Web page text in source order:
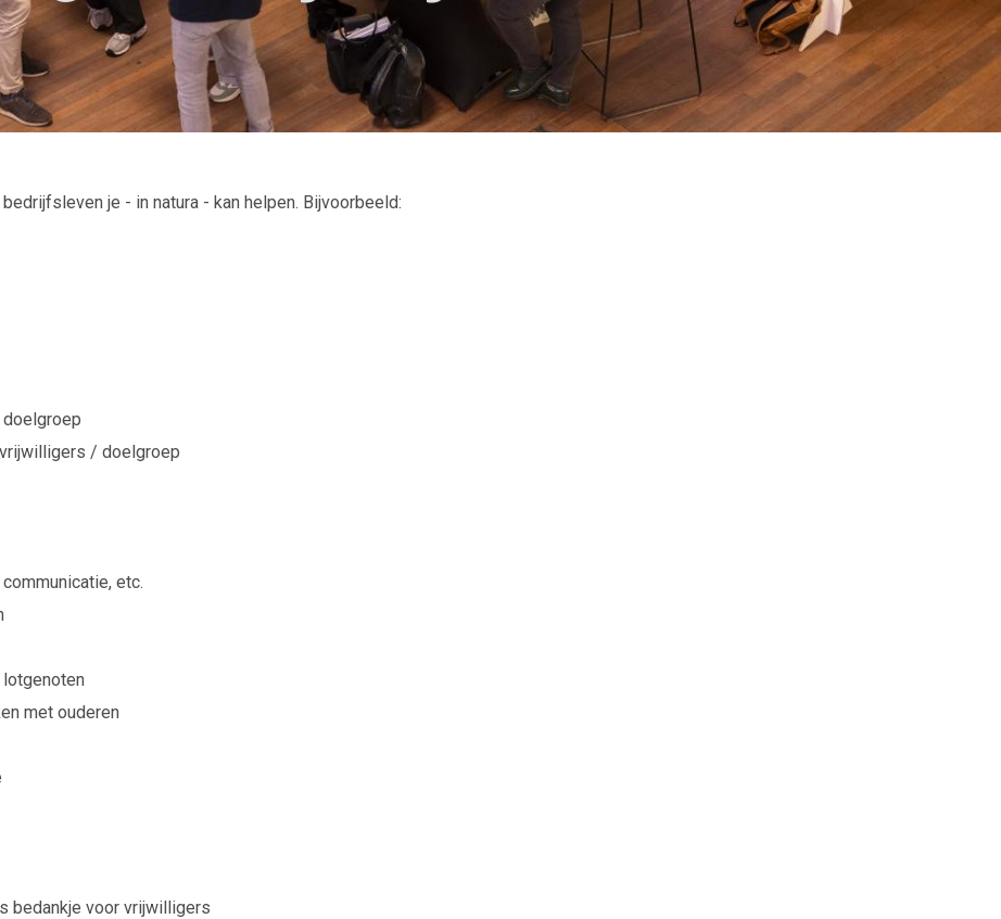
je - in natura - kan helpen. Bijvoorbeeld:
/ doelgroep
etc.
met ouderen
bedankje voor vrijwilligers